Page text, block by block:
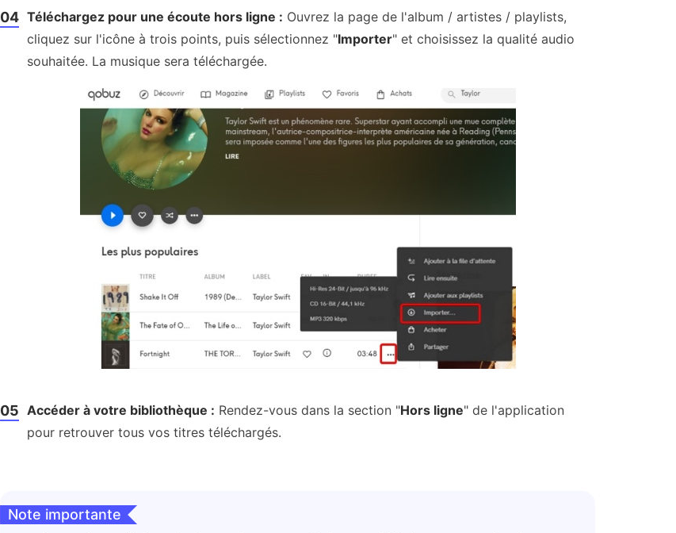
04 Téléchargez pour une écoute hors ligne : Ouvrez la page de l'album / artistes / playlists,
cliquez sur l'icône à trois points, puis sélectionnez "Importer" et choisissez la qualité audio
souhaitée. La musique sera téléchargée.
05 Accéder à votre bibliothèque : Rendez-vous dans la section "Hors ligne" de l'application
pour retrouver tous vos titres téléchargés.
Note importante